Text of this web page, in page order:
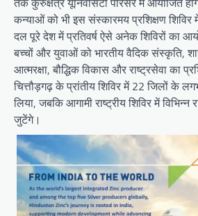
कन्याओं को भी इस संस्कारमय प्रशिक्षण
दल पूरे देश में प्रतिवर्ष ऐसे अनेक शिविरों का
बच्चों और युवाओं को भारतीय वैदिक संस्कृति,
आत्मरक्षा, बौद्धिक विकास और राष्ट्रसेवा का
चित्तौड़गढ़ के प्रांतीय शिविर में 22 जिलों के
लिया, जबकि आगामी राष्ट्रीय शिविर में
जुटेंगे।